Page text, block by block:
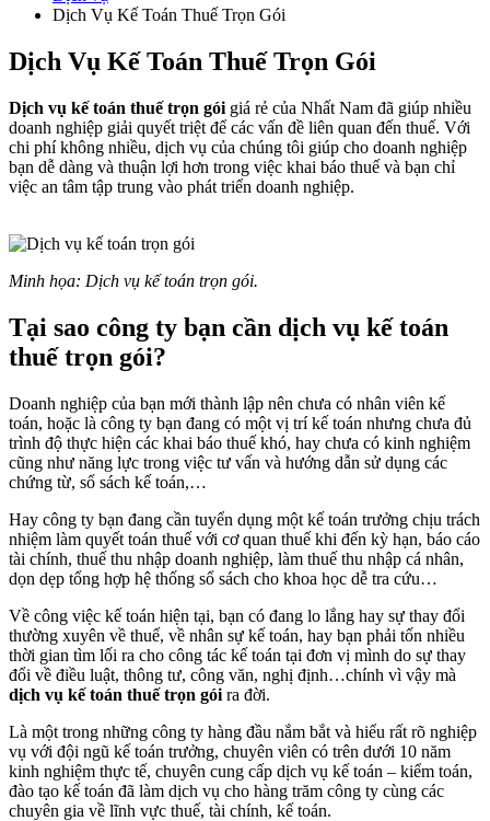
Dịch Vụ Kế Toán Thuế Trọn Gói
Dịch Vụ Kế Toán Thuế Trọn Gói
Dịch vụ kế toán thuế trọn gói giá rẻ của Nhất Nam đã giúp nhiều
doanh nghiệp giải quyết triệt để các vấn đề liên quan đến thuế. Với
chi phí không nhiều, dịch vụ của chúng tôi giúp cho doanh nghiệp
bạn dễ dàng và thuận lợi hơn trong việc khai báo thuế và bạn chỉ
việc an tâm tập trung vào phát triển doanh nghiệp.
Minh họa: Dịch vụ kế toán trọn gói.
Tại sao công ty bạn cần dịch vụ kế toán
thuế trọn gói?
Doanh nghiệp của bạn mới thành lập nên chưa có nhân viên kế
toán, hoặc là công ty bạn đang có một vị trí kế toán nhưng chưa đủ
trình độ thực hiện các khai báo thuế khó, hay chưa có kinh nghiệm
cũng như năng lực trong việc tư vấn và hướng dẫn sử dụng các
chứng từ, sổ sách kế toán,…
Hay công ty bạn đang cần tuyển dụng một kế toán trưởng chịu trách
nhiệm làm quyết toán thuế với cơ quan thuế khi đến kỳ hạn, báo cáo
tài chính, thuế thu nhập doanh nghiệp, làm thuế thu nhập cá nhân,
dọn dẹp tổng hợp hệ thống sổ sách cho khoa học dễ tra cứu…
Về công việc kế toán hiện tại, bạn có đang lo lắng hay sự thay đổi
thường xuyên về thuế, về nhân sự kế toán, hay bạn phải tốn nhiều
thời gian tìm lối ra cho công tác kế toán tại đơn vị mình do sự thay
đổi về điều luật, thông tư, công văn, nghị định…chính vì vậy mà
dịch vụ kế toán thuế trọn gói ra đời.
Là một trong những công ty hàng đầu nắm bắt và hiểu rất rõ nghiệp
vụ với đội ngũ kế toán trưởng, chuyên viên có trên dưới 10 năm
kinh nghiệm thực tế, chuyên cung cấp dịch vụ kế toán – kiểm toán,
đào tạo kế toán đã làm dịch vụ cho hàng trăm công ty cùng các
chuyên gia về lĩnh vực thuế, tài chính, kế toán.